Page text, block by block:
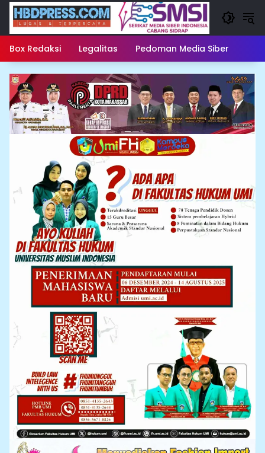
Langsung
konten
Box Redaksi Legalitas Pedoman Media Siber